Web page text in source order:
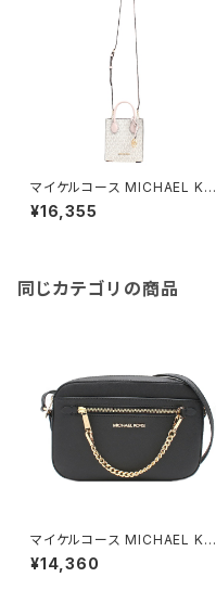
マイケルコース MICHAEL KO
RS ショルダーバッグ 35T1GM
9C0I-PWDBLSHMLT レディ
¥16,355
同じカテゴリの商品
マイケルコース MICHAEL KO
RS ショルダーバッグ 35S1GTT
C7L-BLACK レディース アウト
¥14,360